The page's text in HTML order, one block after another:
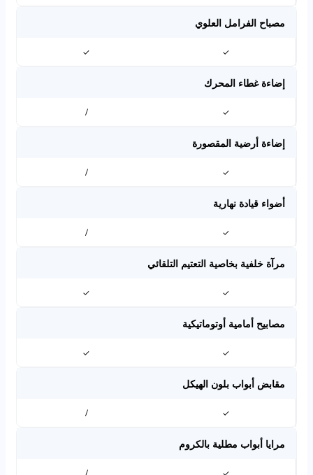
مصباح الفرامل العلوي
✓
✓
إضاءة غطاء المحرك
✓
/
إضاءة أرضية المقصورة
✓
/
أضواء قيادة نهارية
✓
/
مرآة خلفية بخاصية التعتيم التلقائي
✓
✓
مصابيح أمامية أوتوماتيكية
✓
✓
مقابض أبواب بلون الهيكل
✓
/
مرايا أبواب مطلية بالكروم